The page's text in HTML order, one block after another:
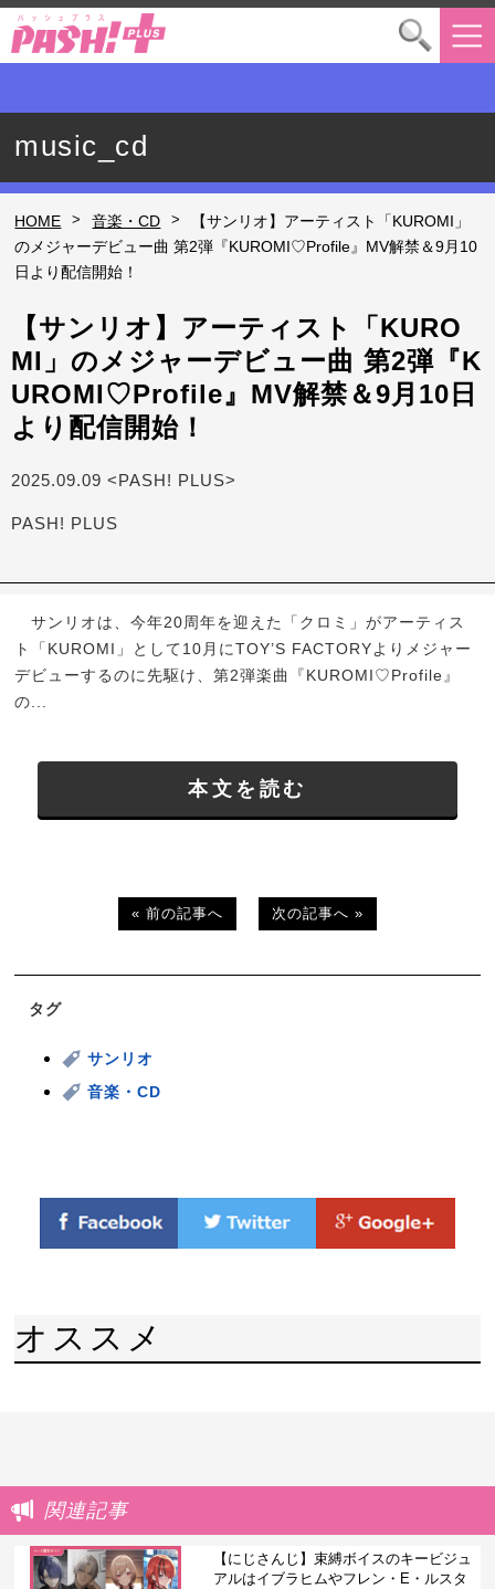
music_cd
HOME > 音楽・CD >
【サンリオ】アーティスト「KUROMI」
のメジャーデビュー曲 第2弾『KUROMI♡Profile』MV解禁＆9月10
日より配信開始！
【サンリオ】アーティスト「KURO
MI」のメジャーデビュー曲 第2弾『K
UROMI♡Profile』MV解禁＆9月10日
より配信開始！
2025.09.09 <PASH! PLUS>
PASH! PLUS
サンリオは、今年20周年を迎えた「クロミ」がアーティス
ト「KUROMI」として10月にTOY’S FACTORYよりメジャー
デビューするのに先駆け、第2弾楽曲『KUROMI♡Profile』
の...
本文を読む
« 前の記事へ 次の記事へ »
タグ
サンリオ
音楽・CD
オススメ
関連記事
【にじさんじ】束縛ボイスのキービジュ
アルはイブラヒムやフレン・E・ルスタ